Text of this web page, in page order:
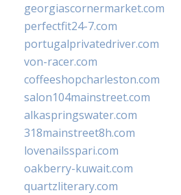
georgiascornermarket.com
perfectfit24-7.com
portugalprivatedriver.com
von-racer.com
coffeeshopcharleston.com
salon104mainstreet.com
alkaspringswater.com
318mainstreet8h.com
lovenailsspari.com
oakberry-kuwait.com
quartzliterary.com